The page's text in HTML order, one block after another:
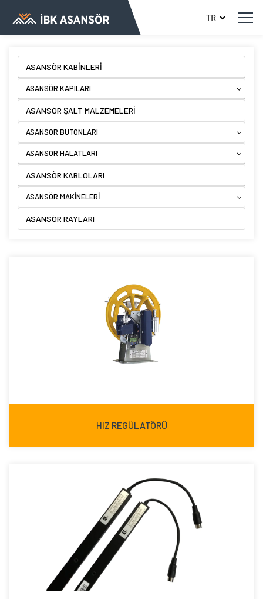
ASANSÖR KABİNLERİ
ASANSÖR KAPILARI
ASANSÖR ŞALT MALZEMELERİ
ASANSÖR BUTONLARI
ASANSÖR HALATLARI
ASANSÖR KABLOLARI
ASANSÖR MAKİNELERİ
ASANSÖR RAYLARI
HIZ REGÜLATÖRÜ